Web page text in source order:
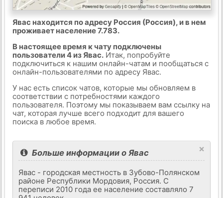
Явас находится по адресу Россия (Россия), и в нем
проживает население 7.783.
В настоящее время к чату подключены
пользователи 4 из Явас.Итак, попробуйте
подключиться к нашим онлайн-чатам и пообщаться с
онлайн-пользователями по адресу Явас.
У нас есть список чатов, которые мы обновляем в
соответствии с потребностями каждого
пользователя. Поэтому мы показываем вам ссылку на
чат, которая лучше всего подходит для вашего
поиска в любое время.
×
Больше информации о Явас
Явас - городская местность в Зубово-Полянском
районе Республики Мордовия, Россия. С
переписи 2010 года ее население составляло 7